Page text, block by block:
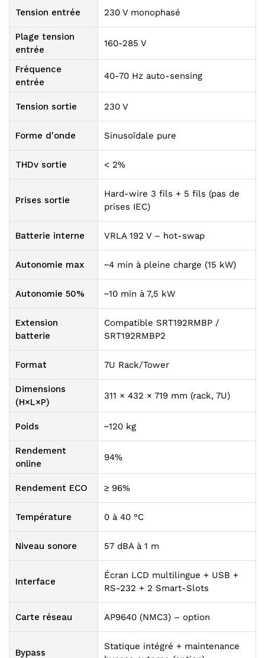
Tension entrée 230 V monophasé
Plage tension
entrée
160-285 V
Fréquence
entrée
40-70 Hz auto-sensing
Tension sortie 230 V
Forme d'onde Sinusoïdale pure
THDv sortie < 2%
Prises sortie
Hard-wire 3 fils + 5 fils (pas de
prises IEC)
Batterie interne VRLA 192 V – hot-swap
Autonomie max ~4 min à pleine charge (15 kW)
Autonomie 50% ~10 min à 7,5 kW
Extension
batterie
Compatible SRT192RMBP /
SRT192RMBP2
Format 7U Rack/Tower
Dimensions
(H×L×P)
311 × 432 × 719 mm (rack, 7U)
Poids ~120 kg
Rendement
online
94%
Rendement ECO ≥ 96%
Température 0 à 40 °C
Niveau sonore 57 dBA à 1 m
Interface
Écran LCD multilingue + USB +
RS-232 + 2 Smart-Slots
Carte réseau AP9640 (NMC3) – option
Bypass
Statique intégré + maintenance